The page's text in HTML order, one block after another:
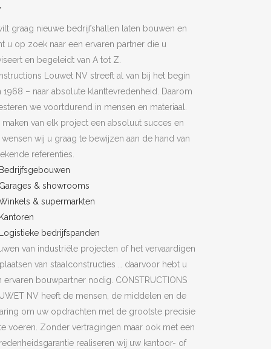
graag nieuwe bedrijfshallen laten bouwen en
u op zoek naar een ervaren partner die u
en begeleidt van A tot Z.
Louwet NV streeft al van bij het begin
1968 – naar absolute klanttevredenheid. Daarom
we voortdurend in mensen en materiaal.
maken van elk project een absoluut succes en
wensen wij u graag te bewijzen aan de hand van
referenties.
& showrooms
& supermarkten
bedrijfspanden
van industriële projecten of het vervaardigen
van staalconstructies … daarvoor hebt u
ervaren bouwpartner nodig. CONSTRUCTIONS
NV heeft de mensen, de middelen en de
om uw opdrachten met de grootste precisie
voeren. Zonder vertragingen maar ook met een
realiseren wij uw kantoor- of